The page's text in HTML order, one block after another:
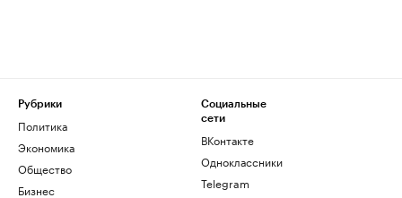
Рубрики
Политика
Экономика
Общество
Бизнес
Социальные
сети
ВКонтакте
Одноклассники
Telegram